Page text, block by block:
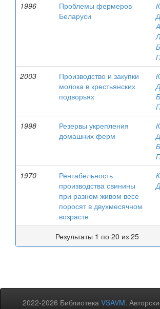
1996
Проблемы фермеров
Беларуси
2003
Производство и закупки
молока в крестьянских
подворьях
1998
Резервы укрепления
домашних ферм
1970
Рентабельность
производства свинины
при разном живом весе
поросят в двухмесячном
возрасте
Результаты 1 по 20 из 25
2022-2026 Библиотека VSAVM.